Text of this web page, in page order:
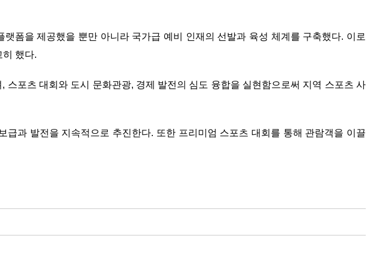
폼을 제공했을 뿐만 아니라 국가급 예비 인재의 선발과 육성 체계를 구축했다. 이로
히 했다.
포츠 대회와 도시 문화관광, 경제 발전의 심도 융합을 실현함으로써 지역 스포츠 사
과 발전을 지속적으로 추진한다. 또한 프리미엄 스포츠 대회를 통해 관람객을 이끌